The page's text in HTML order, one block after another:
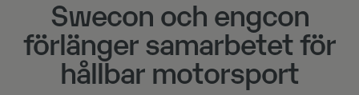
Swecon och engcon
förlänger samarbetet för
hållbar motorsport